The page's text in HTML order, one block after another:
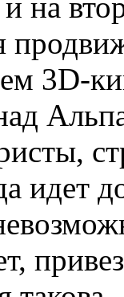
на
3D-
идет